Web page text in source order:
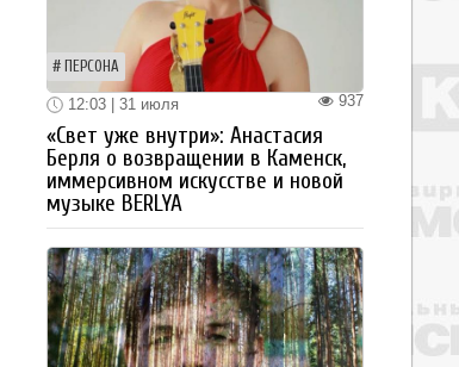
ПЕРСОНА
937
12:03 | 31 июля
«Свет уже внутри»: Анастасия
Берля о возвращении в Каменск,
иммерсивном искусстве и новой
музыке BERLYA